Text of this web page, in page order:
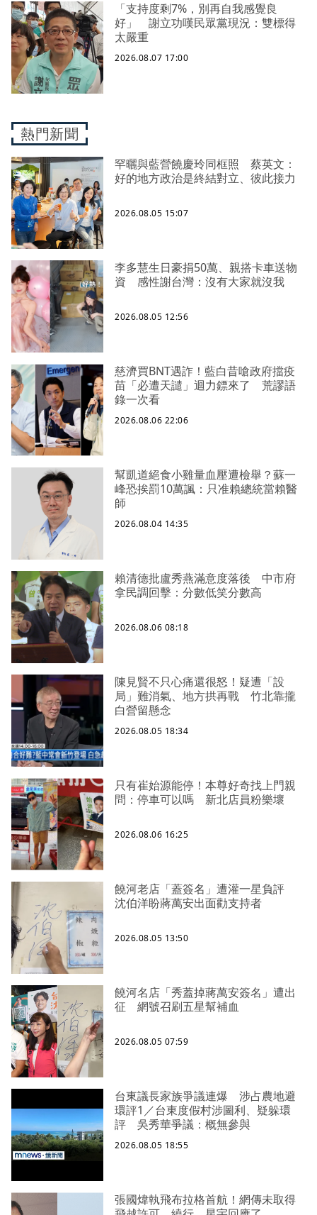
「支持度剩7%，別再自我感覺良
好」 謝立功嘆民眾黨現況：雙標得
太嚴重
2026.08.07 17:00
熱門新聞
罕曬與藍營饒慶玲同框照 蔡英文：
好的地方政治是終結對立、彼此接力
2026.08.05 15:07
李多慧生日豪捐50萬、親搭卡車送物
資 感性謝台灣：沒有大家就沒我
2026.08.05 12:56
慈濟買BNT遇詐！藍白昔嗆政府擋疫
苗「必遭天譴」迴力鏢來了 荒謬語
錄一次看
2026.08.06 22:06
幫凱道絕食小雞量血壓遭檢舉？蘇一
峰恐挨罰10萬諷：只准賴總統當賴醫
師
2026.08.04 14:35
賴清德批盧秀燕滿意度落後 中市府
拿民調回擊：分數低笑分數高
2026.08.06 08:18
陳見賢不只心痛還很怒！疑遭「設
局」難消氣、地方拱再戰 竹北靠攏
白營留懸念
2026.08.05 18:34
只有崔始源能停！本尊好奇找上門親
問：停車可以嗎 新北店員粉樂壞
2026.08.06 16:25
饒河老店「蓋簽名」遭灌一星負評
沈伯洋盼蔣萬安出面勸支持者
2026.08.05 13:50
饒河名店「秀蓋掉蔣萬安簽名」遭出
征 網號召刷五星幫補血
2026.08.05 07:59
台東議長家族爭議連爆 涉占農地避
環評1／台東度假村涉圖利、疑躲環
評 吳秀華爭議：概無參與
2026.08.05 18:55
張國煒執飛布拉格首航！網傳未取得